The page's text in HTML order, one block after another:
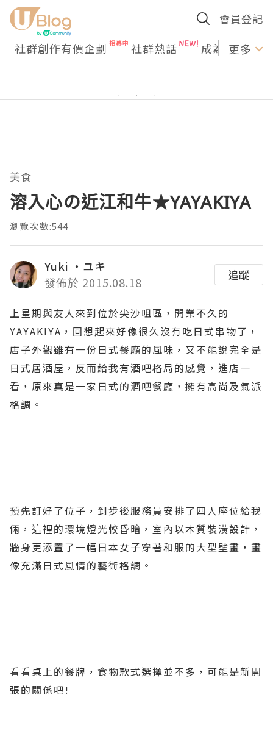
會員登記
社群創作有價企劃 社群熱話 成為U更多
美食
溶入心の近江和牛★YAYAKIYA
瀏覽次數:544
Yuki ‧ユキ
發佈於 2015.08.18
追蹤
上星期與友人來到位於尖沙咀區，開業不久的
YAYAKIYA，回想起來好像很久沒有吃日式串物了，
店子外觀雖有一份日式餐廳的風味，又不能說完全是
日式居酒屋，反而給我有酒吧格局的感覺，進店一
看，原來真是一家日式的酒吧餐廳，擁有高尚及氣派
格調。
預先訂好了位子，到步後服務員安排了四人座位給我
倆，這裡的環境燈光較昏暗，室內以木質裝潢設計，
牆身更添置了一幅日本女子穿著和服的大型壁畫，畫
像充滿日式風情的藝術格調。
看看桌上的餐牌，食物款式選擇並不多，可能是新開
張的關係吧!